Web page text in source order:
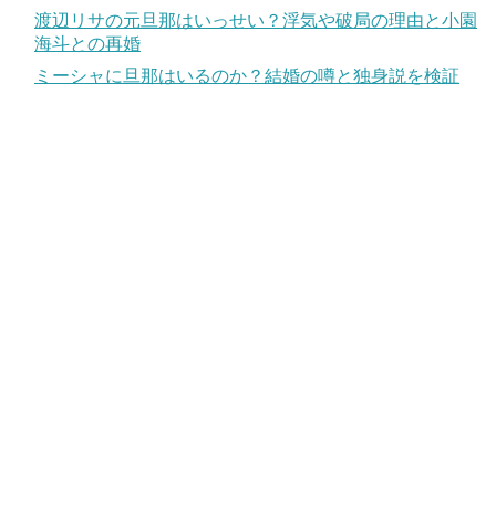
渡辺リサの元旦那はいっせい？浮気や破局の理由と小園
海斗との再婚
ミーシャに旦那はいるのか？結婚の噂と独身説を検証